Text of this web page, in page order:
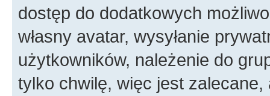
dostęp do dodatkowych
własny avatar, wysyłanie
użytkowników, należenie do
tylko chwilę, więc jest zalecane,